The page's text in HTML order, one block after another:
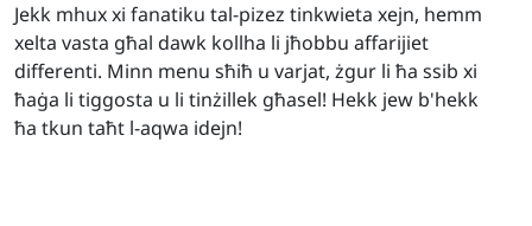
Jekk mhux xi fanatiku tal-pizez tinkwieta xejn, hemm
xelta vasta għal dawk kollha li jħobbu affarijiet
differenti. Minn menu sħiħ u varjat, żgur li ħa ssib xi
ħaġa li tiggosta u li tinżillek għasel! Hekk jew b'hekk
ħa tkun taħt l-aqwa idejn!